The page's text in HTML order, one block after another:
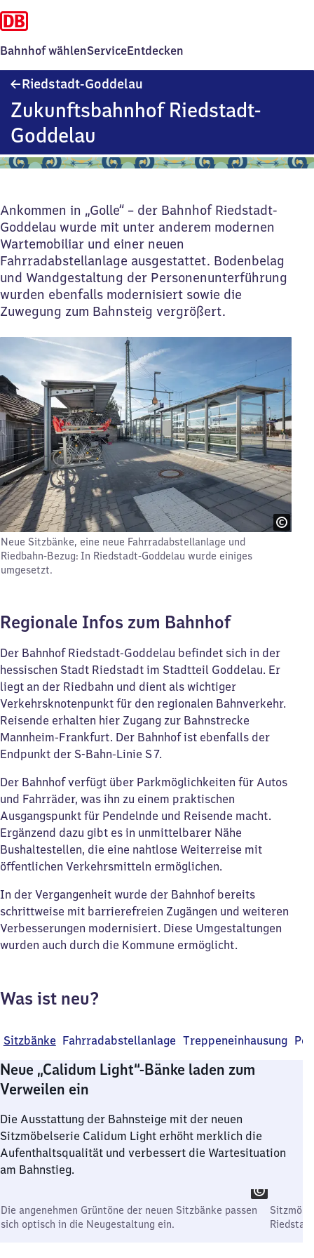
Bahnhof wählenServiceEntdecken
Riedstadt-Goddelau
Zukunftsbahnhof Riedstadt-
Goddelau
Ankommen in „Golle“ – der Bahnhof Riedstadt-
Goddelau wurde mit unter anderem modernen
Wartemobiliar und einer neuen
Fahrradabstellanlage ausgestattet. Bodenbelag
und Wandgestaltung der Personenunterführung
wurden ebenfalls modernisiert sowie die
Zuwegung zum Bahnsteig vergrößert.
Neue Sitzbänke, eine neue Fahrradabstellanlage und
Riedbahn-Bezug: In Riedstadt-Goddelau wurde einiges
umgesetzt.
Regionale Infos zum Bahnhof
Der Bahnhof Riedstadt-Goddelau befindet sich in der
hessischen Stadt Riedstadt im Stadtteil Goddelau. Er
liegt an der Riedbahn und dient als wichtiger
Verkehrsknotenpunkt für den regionalen Bahnverkehr.
Reisende erhalten hier Zugang zur Bahnstrecke
Mannheim-Frankfurt. Der Bahnhof ist ebenfalls der
Endpunkt der S-Bahn-Linie S 7.
Der Bahnhof verfügt über Parkmöglichkeiten für Autos
und Fahrräder, was ihn zu einem praktischen
Ausgangspunkt für Pendelnde und Reisende macht.
Ergänzend dazu gibt es in unmittelbarer Nähe
Bushaltestellen, die eine nahtlose Weiterreise mit
öffentlichen Verkehrsmitteln ermöglichen.
In der Vergangenheit wurde der Bahnhof bereits
schrittweise mit barrierefreien Zugängen und weiteren
Verbesserungen modernisiert. Diese Umgestaltungen
wurden auch durch die Kommune ermöglicht.
Was ist neu?
Sitzbänke Fahrradabstellanlage Treppeneinhausung
Neue „Calidum Light“-Bänke laden zum
Verweilen ein
Die Ausstattung der Bahnsteige mit der neuen
Sitzmöbelserie Calidum Light erhöht merklich die
Aufenthaltsqualität und verbessert die Wartesituation
am Bahnstieg.
Die angenehmen Grüntöne der neuen Sitzbänke passen
sich optisch in die Neugestaltung ein.